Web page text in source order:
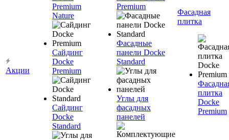
Акции
Premium
Nature
Сайдинг
Docke
Premium
Сайдинг
Docke
Standard
Premium
Фасадные
панели Docke
Standard
Углы для
фасадных
панелей
Фасадная
плитка
плитка
Docke
Premium